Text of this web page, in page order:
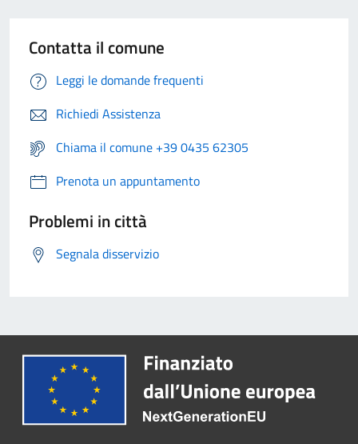
Contatta il comune
Leggi le domande frequenti
Richiedi Assistenza
Chiama il comune +39 0435 62305
Prenota un appuntamento
Problemi in città
Segnala disservizio